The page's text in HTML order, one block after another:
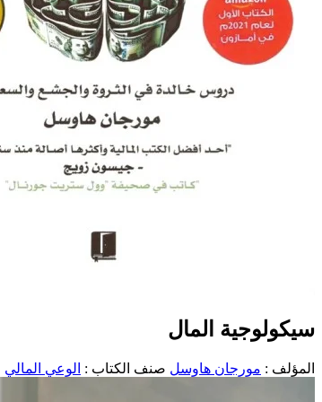
سيكولوجية المال
المؤلف : مورجان هاوسل صنف الكتاب : الوعي المالي